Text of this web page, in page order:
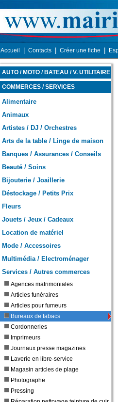
Accueil Contacts Créer une fiche
AUTO / MOTO / BATEAU / V. UTILITAIRE
COMMERCES / SERVICES
Alimentaire
Animaux
Artistes / DJ / Orchestres
Arts de la table / Linge de maison
Banques / Assurances / Conseils
Beauté / Soins
Bijouterie / Joaillerie
Déstockage / Petits Prix
Fleurs
Jouets / Jeux / Cadeaux
Location de matériel
Mode / Accessoires
Multimédia / Electroménager
Services / Autres commerces
Agences matrimoniales
Articles funéraires
Articles pour fumeurs
Bureaux de tabacs
Cordonneries
Imprimeurs
Journaux presse magazines
Laverie en libre-service
Magasin articles de plage
Photographe
Pressing